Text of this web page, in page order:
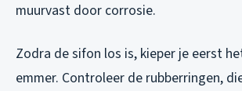
muurvast door corrosie.
Zodra de sifon los is, kieper je eerst
emmer. Controleer de rubberringen,